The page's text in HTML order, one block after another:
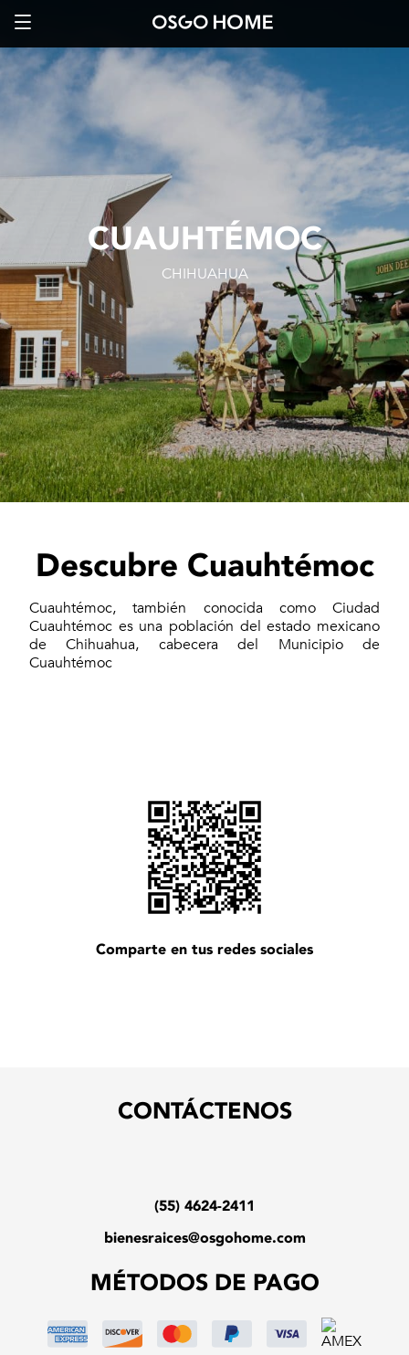
CUAUHTÉMOC
CHIHUAHUA
Descubre Cuauhtémoc
Cuauhtémoc, también conocida como Ciudad
Cuauhtémoc es una población del estado mexicano
de Chihuahua, cabecera del Municipio de
Cuauhtémoc
Comparte en tus redes sociales
CONTÁCTENOS
(55) 4624-2411
bienesraices@osgohome.com
MÉTODOS DE PAGO